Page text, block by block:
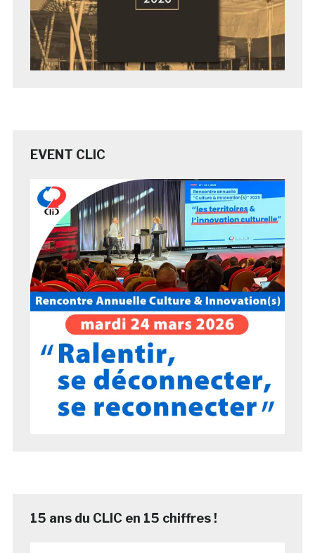
EVENT CLIC
15 ans du CLIC en 15 chiffres !